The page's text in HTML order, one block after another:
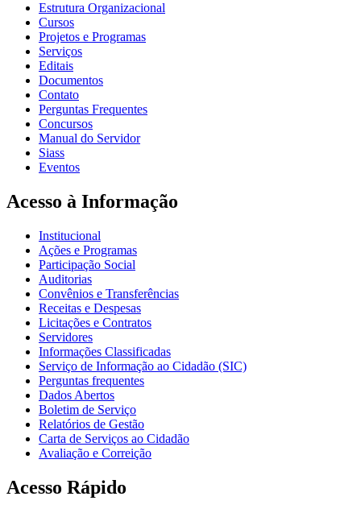
Estrutura Organizacional
Cursos
Projetos e Programas
Serviços
Editais
Documentos
Contato
Perguntas Frequentes
Concursos
Manual do Servidor
Siass
Eventos
Acesso à Informação
Institucional
Ações e Programas
Participação Social
Auditorias
Convênios e Transferências
Receitas e Despesas
Licitações e Contratos
Servidores
Informações Classificadas
Serviço de Informação ao Cidadão (SIC)
Perguntas frequentes
Dados Abertos
Boletim de Serviço
Relatórios de Gestão
Carta de Serviços ao Cidadão
Avaliação e Correição
Acesso Rápido